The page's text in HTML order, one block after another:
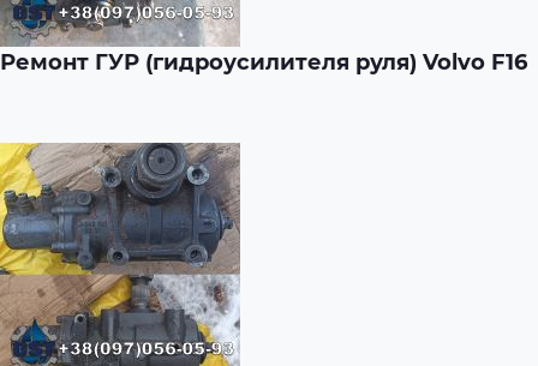
Ремонт ГУР (гидроусилителя руля) Volvo F16